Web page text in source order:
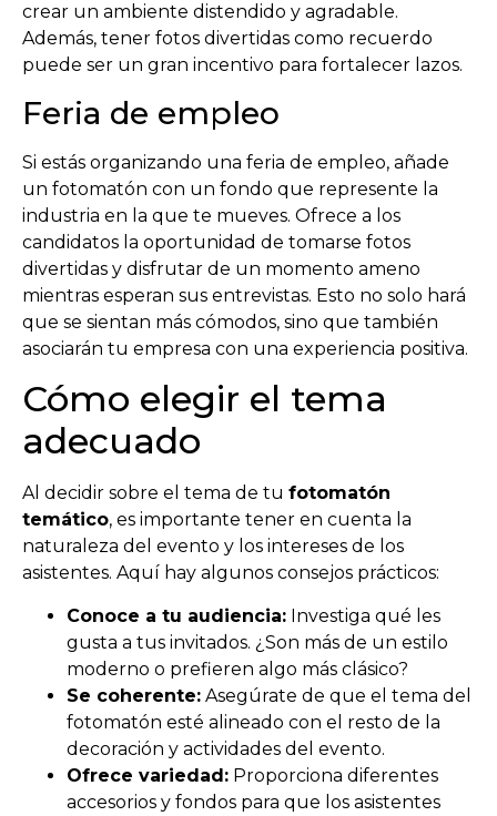
crear un ambiente distendido y agradable.
Además, tener fotos divertidas como recuerdo
puede ser un gran incentivo para fortalecer lazos.
Feria de empleo
Si estás organizando una feria de empleo, añade
un fotomatón con un fondo que represente la
industria en la que te mueves. Ofrece a los
candidatos la oportunidad de tomarse fotos
divertidas y disfrutar de un momento ameno
mientras esperan sus entrevistas. Esto no solo hará
que se sientan más cómodos, sino que también
asociarán tu empresa con una experiencia positiva.
Cómo elegir el tema
adecuado
Al decidir sobre el tema de tu fotomatón
temático, es importante tener en cuenta la
naturaleza del evento y los intereses de los
asistentes. Aquí hay algunos consejos prácticos:
Conoce a tu audiencia: Investiga qué les
gusta a tus invitados. ¿Son más de un estilo
moderno o prefieren algo más clásico?
Se coherente: Asegúrate de que el tema del
fotomatón esté alineado con el resto de la
decoración y actividades del evento.
Ofrece variedad: Proporciona diferentes
accesorios y fondos para que los asistentes